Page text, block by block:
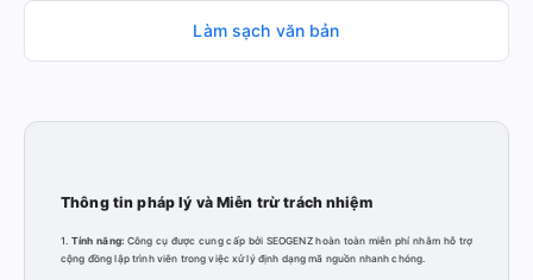
Làm sạch văn bản
Thông tin pháp lý và Miễn trừ trách nhiệm
1. Tính năng:Công cụ được cung cấp bởi SEOGENZ hoàn toàn miễn phí nhằm hỗ trợ
cộng đồng lập trình viên trong việc xử lý định dạng mã nguồn nhanh chóng.